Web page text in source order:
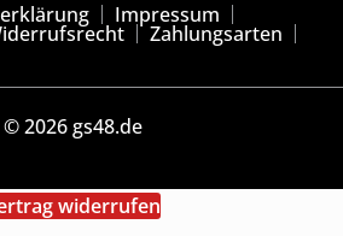
Impressum
Zahlungsarten
© 2026 gs48.de
widerrufen